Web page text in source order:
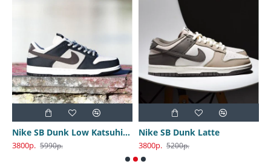
Nike SB Dunk Low Katsuhiro Otomo
3800р. 5990р.
Nike SB Dunk Latte
3800р. 5200р.